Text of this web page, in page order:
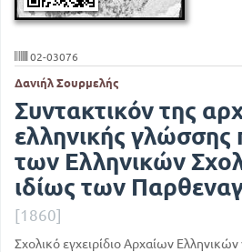
02-03076
Δανιήλ Σουρμελής
Συντακτικόν της
ελληνικής γλώσσης
των Ελληνικών
ιδίως των
[1860]
Σχολικό εγχειρίδιο Αρχαίων Ελληνικών